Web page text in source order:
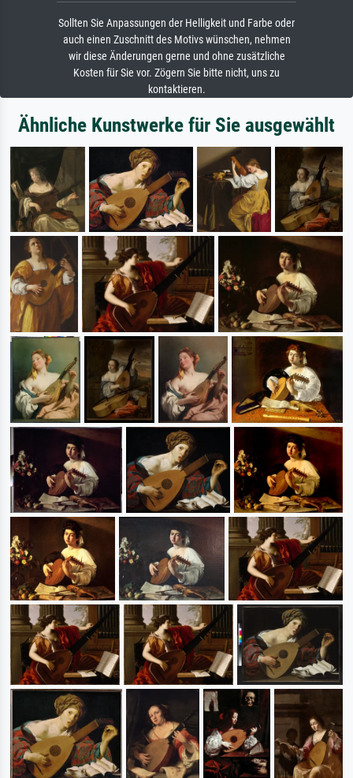
Sollten Sie Anpassungen der Helligkeit und Farbe oder
auch einen Zuschnitt des Motivs wünschen, nehmen
wir diese Änderungen gerne und ohne zusätzliche
Kosten für Sie vor. Zögern Sie bitte nicht, uns zu
kontaktieren.
Ähnliche Kunstwerke für Sie ausgewählt